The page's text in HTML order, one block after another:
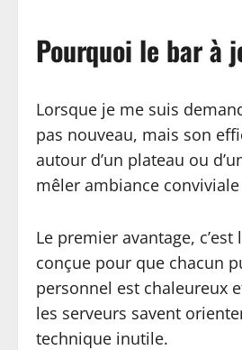
Pourquoi le bar à
Lorsque je me suis
pas nouveau, mais son
autour d’un plateau ou
mêler ambiance
Le premier avantage,
conçue pour que chacun
personnel est chaleureux
les serveurs savent
technique inutile.